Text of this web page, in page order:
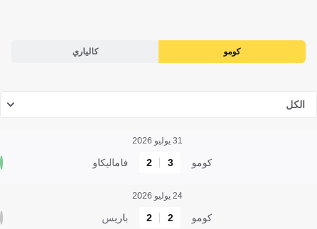
كومو كالياري
الكل
31 يوليو 2026
كومو 3
2 فاماليكاو
24 يوليو 2026
كومو 2
2 باريس